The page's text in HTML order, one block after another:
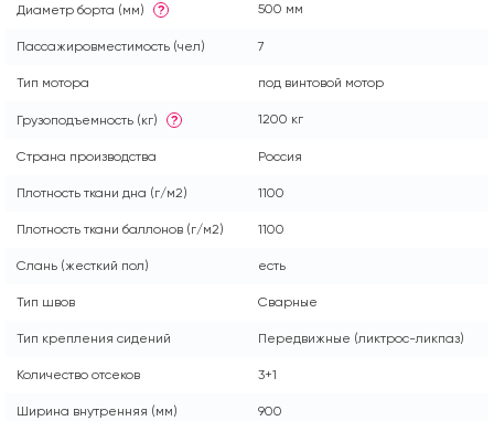
Диаметр борта (мм) ? 500 мм
Пассажировместимость (чел) 7
Тип мотора под винтовой мотор
Грузоподъемность (кг) ? 1200 кг
Страна производства Россия
Плотность ткани дна (г/м2) 1100
Плотность ткани баллонов (г/м2) 1100
Слань (жесткий пол) есть
Тип швов Сварные
Тип крепления сидений Передвижные (ликтрос-ликпаз)
Количество отсеков 3+1
Ширина внутренняя (мм) 900